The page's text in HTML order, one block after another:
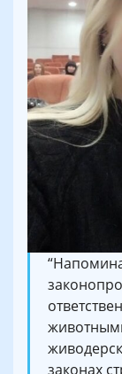
законах